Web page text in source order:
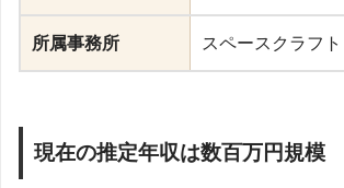
所属事務所 スペースクラフト
現在の推定年収は数百万円規模